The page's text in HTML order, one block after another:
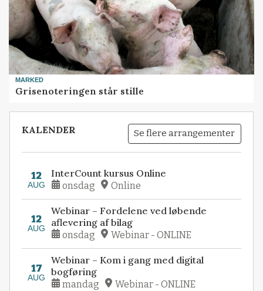
MARKED
Grisenoteringen står stille
KALENDER Se flere arrangementer
12
AUG
InterCount kursus Online
onsdag Online
12
AUG
Webinar – Fordelene ved løbende
aflevering af bilag
onsdag Webinar - ONLINE
17
AUG
Webinar – Kom i gang med digital
bogføring
mandag Webinar - ONLINE